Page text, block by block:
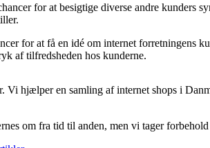
for at besigtige diverse andre
for at få en idé om internet forretningens
af tilfredsheden hos kunderne.
Vi hjælper en samling af internet shops i
om fra tid til anden, men vi tager